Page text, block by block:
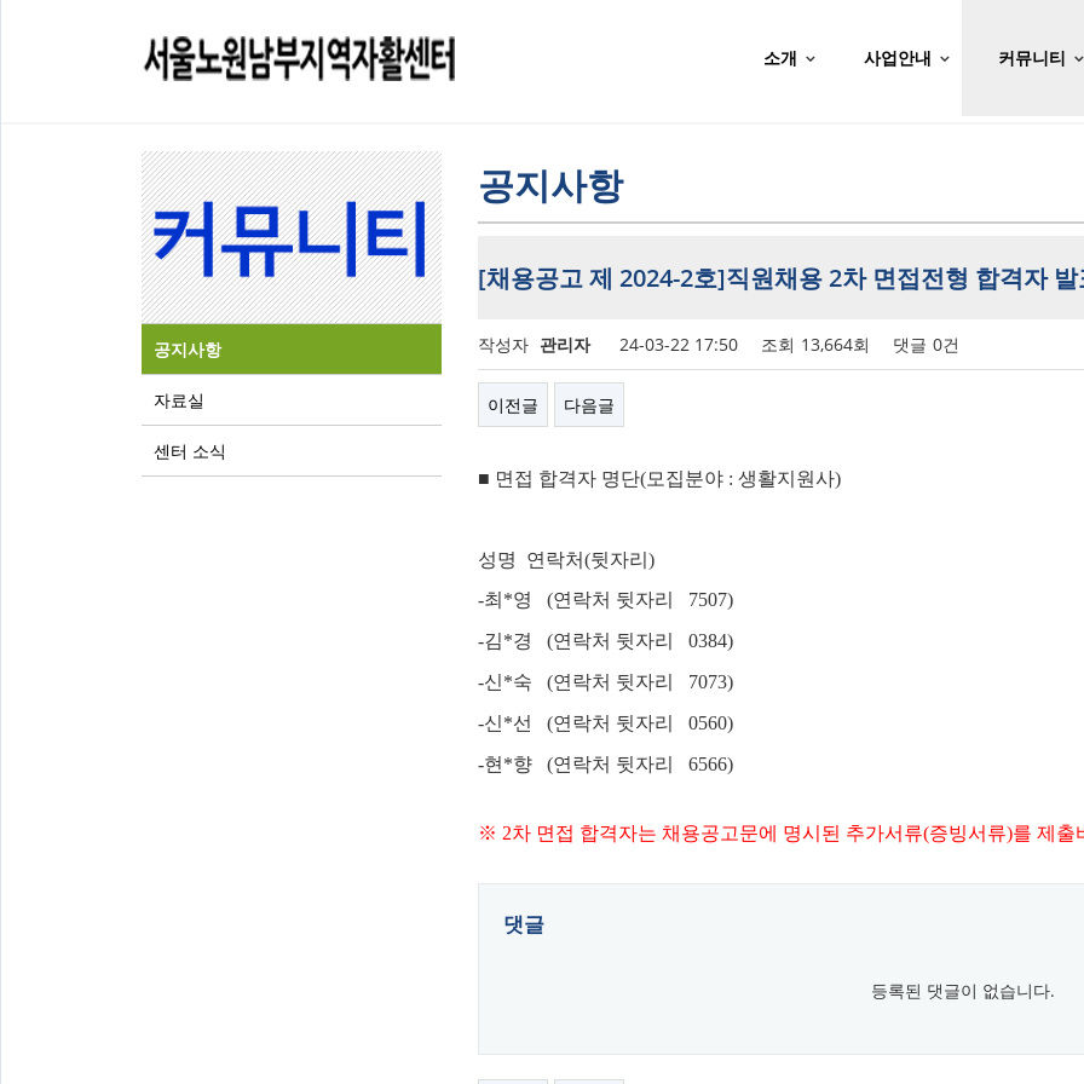
소개 사업안내 커뮤니티
공지사항
자료실
센터 소식
공지사항
[채용공고 제 2024-2호]직원채용 2차 면접전형 합격자 발
작성자 관리자 24-03-22 17:50 조회 13,664회 댓글 0건
이전글 다음글
■ 면접 합격자 명단(모집분야 : 생활지원사)
성명 연락처(뒷자리)
-최*영 (연락처 뒷자리 7507)
-김*경 (연락처 뒷자리 0384)
-신*숙 (연락처 뒷자리 7073)
-신*선 (연락처 뒷자리 0560)
-현*향 (연락처 뒷자리 6566)
※ 2차 면접 합격자는 채용공고문에 명시된 추가서류(증빙서류)를 제출
댓글
등록된 댓글이 없습니다.